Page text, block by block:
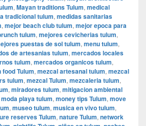
, Mayan traditions Tulum, medical
tradicional tulum, medidas sanitarias
, mejor beach club tulum, mejor epoca para
tulum, mejores cevicherias tulum,
puestas de sol tulum, menu tulum,
de artesanias tulum, mercados locales
tulum, mercados organicos tulum,
Tulum, mezcal artesanal tulum, mezcal
tulum, mezcal Tulum, mezcaleria tulum,
, miradores tulum, mitigacion ambiental
moda playa tulum, money tips Tulum, move
, museo tulum, musica en vivo tulum,
reserves Tulum, nature Tulum, network